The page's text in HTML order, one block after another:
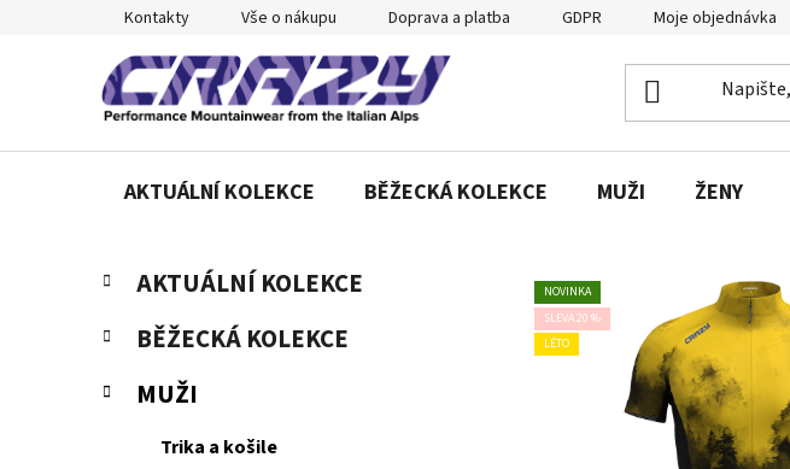
Kontakty Vše o nákupu Doprava a platba GDPR Moje objednávka
AKTUÁLNÍ KOLEKCE BĚŽECKÁ KOLEKCE MUŽI ŽENY
P
s
r
Přeskočit
kategorie
K
a
t
e
o
AKTUÁLNÍ KOLEKCE
BĚŽECKÁ KOLEKCE
MUŽI
Trika a košile
NOVINKA
SLEVA 20 %
LÉTO